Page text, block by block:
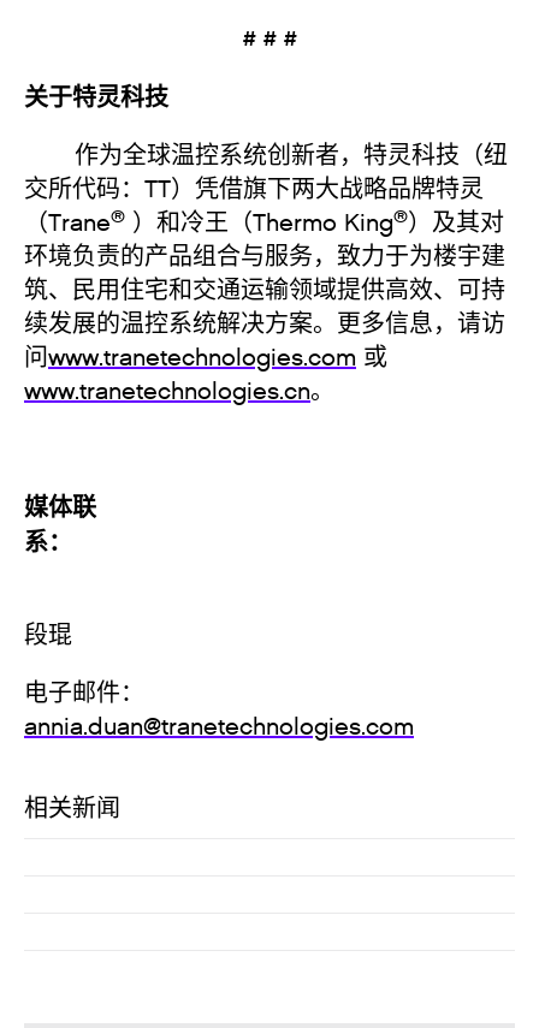
# # #
关于特灵科技
作为全球温控系统创新者，特灵科技（纽
交所代码：TT）凭借旗下两大战略品牌特灵
（Trane® ）和冷王（Thermo King®）及其对
环境负责的产品组合与服务，致力于为楼宇建
筑、民用住宅和交通运输领域提供高效、可持
续发展的温控系统解决方案。更多信息，请访
问www.tranetechnologies.com 或
www.tranetechnologies.cn。
媒体联
系
段琨
电子邮件：
annia.duan@tranetechnologies.com
相关新闻